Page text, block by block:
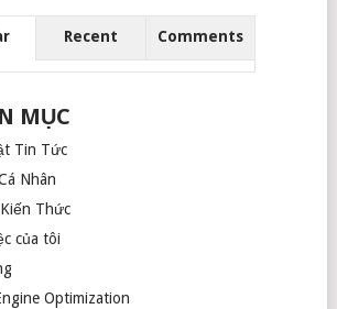
Recent Comments
MỤC
Tin Tức
Nhân
Thức
của tôi
Optimization